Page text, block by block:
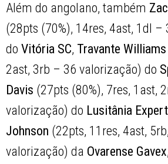
Além do angolano, também
(28pts (70%), 14res, 4ast, 1dl –
doVitória SC, Travante Williams
2ast, 3rb – 36 valorização) do
Davis (27pts (80%), 7res, 1ast,
valorização) do Lusitânia Expert
Johnson (22pts, 11res, 4ast,
valorização) da Ovarense Gavex